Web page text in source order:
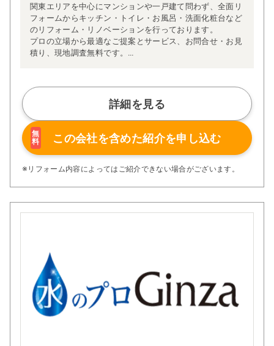
関東エリアを中心にマンションや一戸建て問わず、全面リ
フォームからキッチン・トイレ・お風呂・洗面化粧台など
のリフォーム・リノベーションを行っております。
プロの立場から最適なご提案とサービス、お問合せ・お見
積り、現地調査無料です。
詳細を見る
無
料
この会社を含めた紹介を申し込む
※リフォーム内容によってはご紹介できない場合がございます。